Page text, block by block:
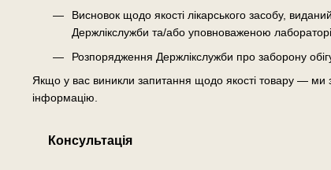
Висновок щодо якості лікарського засобу,
Держлікслужби та/або уповноваженою
Розпорядження Держлікслужби про заборону обігу
Якщо у вас виникли запитання щодо якості товару — ми
інформацію.
Консультація